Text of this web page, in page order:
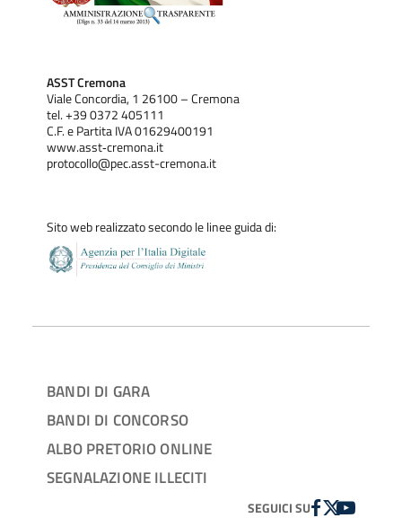
ASST Cremona
Viale Concordia, 1 26100 – Cremona
tel. +39 0372 405111
C.F. e Partita IVA 01629400191
www.asst‐cremona.it
protocollo@pec.asst-cremona.it
Sito web realizzato secondo le linee guida di:
BANDI DI GARA
BANDI DI CONCORSO
ALBO PRETORIO ONLINE
SEGNALAZIONE ILLECITI
SEGUICI SUFACEBOOK
TWITTER
YOUTUBE